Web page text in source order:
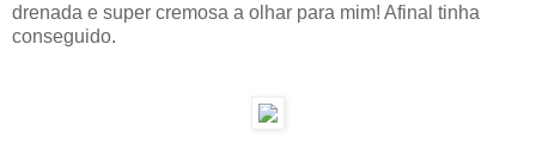
drenada e super cremosa a olhar para mim! Afinal tinha
conseguido.